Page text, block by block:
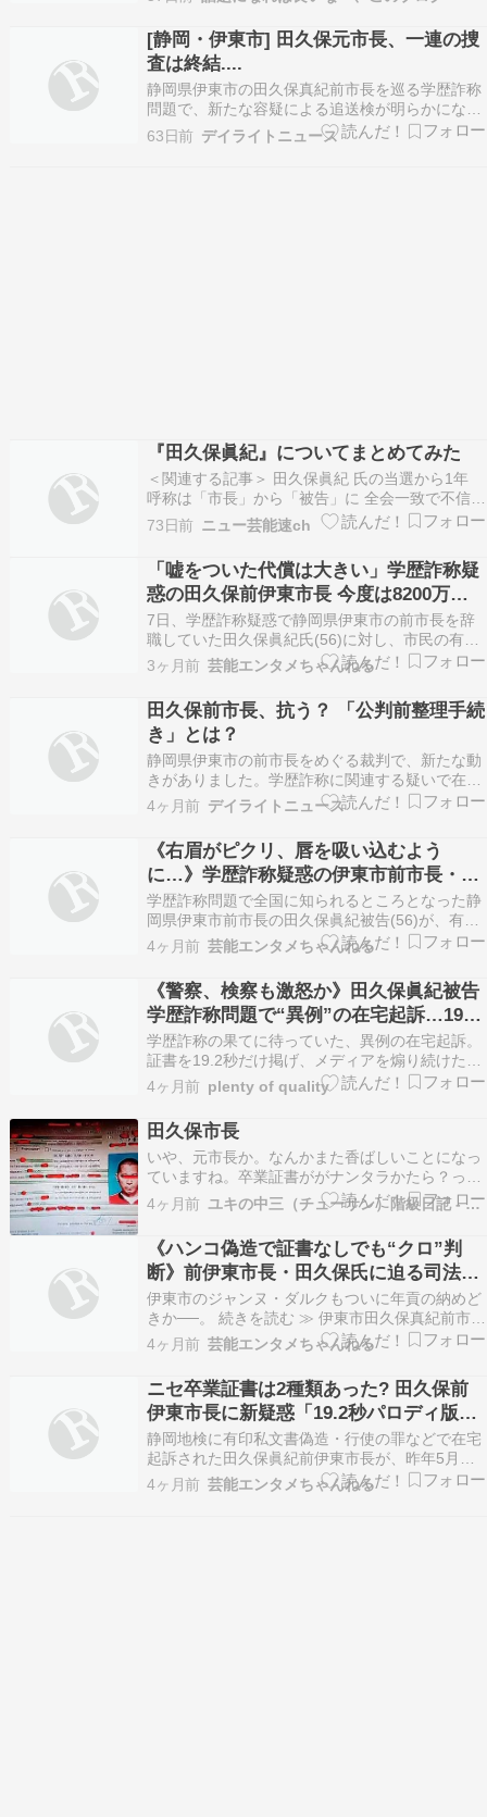
挙法違反などの容疑について、不起訴処分とし
た。 田久保前市長は４日、報道機関に提出した立
候補予定者調査票に虚偽の経歴を…
[静岡・伊東市] 田久保元市長、一連の捜
査は終結....
静岡県伊東市の田久保真紀前市長を巡る学歴詐称
問題で、新たな容疑による追送検が明らかになり
ました。 これまでに起訴されている案件に加え、
公職選挙法違反などの疑いについても捜査が進め
63日前 デイライトニュース
『田久保眞紀』についてまとめてみた
＜関連する記事＞ 田久保眞紀 氏の当選から1年
呼称は「市長」から「被告」に 全会一致で不信任
を議決も議会を解散 法律の改正は？ 地方自治に
突き付けられた重い課題 …。この間、田久保眞紀
被告が取った行動は改めて地方自治の在り方が問
われるきっかけとなりました。 2025年5月2…
73日前 ニュー芸能速ch
「嘘をついた代償は大きい」学歴詐称疑
惑の田久保前伊東市長 今度は8200万円
の返還を求められるもネット同情せず
7日、学歴詐称疑惑で静岡県伊東市の前市長を辞
職していた田久保眞紀氏(56)に対し、市民の有志
が監査委員へ住民監査請求を行った。現在の伊東
市長・杉本憲也氏(44)に対し、市議会議員選挙と
市長選挙に要した費用およそ8,200万円あまりを
請求するよう勧告することを求めているという。
…
3ヶ月前 芸能エンタメちゃんねる
田久保前市長、抗う？ 「公判前整理手続
き」とは？
静岡県伊東市の前市長をめぐる裁判で、新たな動
きがありました。学歴詐称に関連する疑いで在宅
起訴された前市長が、「公判前整理手続き」を請
求したことが報じられています。 裁判の進め方そ
のものに関わる今回の判断は、今後の審理や結論
にも影響を与える可能性があります。 要点 前市
長が公判前整…
4ヶ月前 デイライトニュース
《右眉がピクリ、唇を吸い込むよう
に…》学歴詐称疑惑の伊東市前市長・田
久保眞紀被告の会見に見えた「嘘のサイ
ン」と「嘘を突き通すと決めた瞬間」
学歴詐称問題で全国に知られるところとなった静
岡県伊東市前市長の田久保眞紀被告(56)が、有印
私文書偽造・同行使と地方自治法違反の罪で静岡
地検に在宅起訴された。さらには、卒業証書を自
作した上、インターネット通販で学長名と学部長
名の印鑑作成を業者に依頼、偽造文書に押印して
いたという…
4ヶ月前 芸能エンタメちゃんねる
《警察、検察も激怒か》田久保眞紀被告
学歴詐称問題で“異例”の在宅起訴…19.2
秒証書チラ見せ、テレビ出演の“煽り仕
草”の末路 | 女性自身
学歴詐称の果てに待っていた、異例の在宅起訴。
証書を19.2秒だけ掲げ、メディアを煽り続けた田
久保眞紀被告の強気な姿勢が、警察と検察の逆鱗
に触れました。虚飾の城が崩れ去る瞬間、残され
たのは空虚な肩書きだけ。嘘で塗り固めた仮面の
裏側、あなたは鏡に映る自分と正視できますか？
jisin…
4ヶ月前 plenty of quality
田久保市長
いや、元市長か。なんかまた香ばしいことになっ
ていますね。卒業証書ががナンタラかたら？って
かワタクシの「卒業証書」どこにあるんだろ？っ
てか前から書いてますが政治家になろうとしたと
き「卒業証書」なんて...
4ヶ月前 ユキの中三（チューサン）階級日記 - 楽天ブログ
《ハンコ偽造で証書なしでも“クロ”判
断》前伊東市長・田久保氏に迫る司法の
手…元支援者や現職市議からも呆れ声
【学歴詐称疑惑】
伊東市のジャンヌ・ダルクもついに年貢の納めど
きか──。 続きを読む ≫ 伊東市田久保真紀前市長
の学歴詐称疑惑 田久保真紀 ゴシップ 時事ニュー
ス 政治家の不祥事 芸能
4ヶ月前 芸能エンタメちゃんねる
ニセ卒業証書は2種類あった? 田久保前
伊東市長に新疑惑「19.2秒パロディ版」
と「業者印鑑付きガチ自作版」の2枚説
が浮上
静岡地検に有印私文書偽造・行使の罪などで在宅
起訴された田久保眞紀前伊東市長が、昨年5月
末、東洋大学の学長名などの偽印鑑をインターネ
ットで注文していたことが警察の捜査で明らかに
4ヶ月前 芸能エンタメちゃんねる